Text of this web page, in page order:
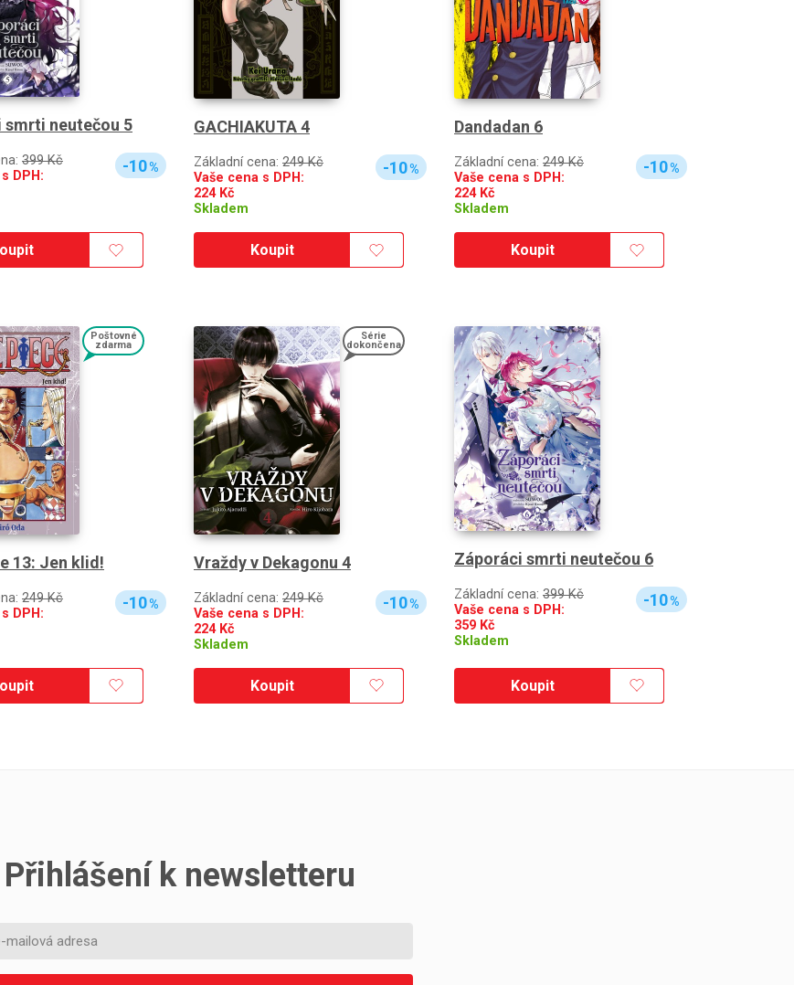
smrti neutečou 5
399 Kč
DPH:
-10%
GACHIAKUTA 4
Základní cena: 249 Kč
Vaše cena s DPH:
224Kč
Skladem
-10%
Koupit
Dandadan 6
Základní cena: 249 Kč
Vaše cena s DPH:
224Kč
Skladem
-10%
Koupit
Poštovné
zdarma
13: Jen klid!
249 Kč
DPH:
-10%
Série
dokončena
Vraždy v Dekagonu 4
Základní cena: 249 Kč
Vaše cena s DPH:
224Kč
Skladem
-10%
Koupit
Záporáci smrti neutečou 6
Základní cena: 399 Kč
Vaše cena s DPH:
359 Kč
Skladem
-10%
Koupit
Přihlášení k newsletteru